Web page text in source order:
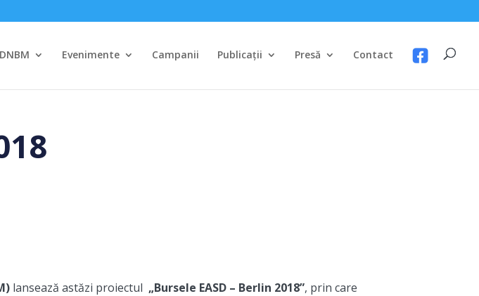
Evenimente Campanii Publicații Presă Contact
lansează astăzi proiectul „Bursele EASD – Berlin 2018”, prin care